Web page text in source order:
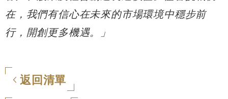
在，我們有信心在未來的市場環境中穩步前
行，開創更多機遇。」
返回清單